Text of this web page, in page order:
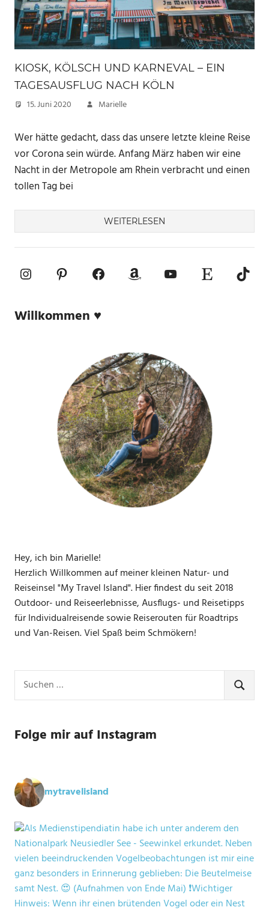
KIOSK, KÖLSCH UND KARNEVAL – EIN
TAGESAUSFLUG NACH KÖLN
15. Juni 2020 Marielle
Wer hätte gedacht, dass das unsere letzte kleine Reise
vor Corona sein würde. Anfang März haben wir eine
Nacht in der Metropole am Rhein verbracht und einen
tollen Tag bei
WEITERLESEN
InstagramPinterestFacebookAmazonYouTube
Etsy-Shop
Willkommen ♥
Hey, ich bin Marielle!
Herzlich Willkommen auf meiner kleinen Natur- und
Reiseinsel "My Travel Island". Hier findest du seit 2018
Outdoor- und Reiseerlebnisse, Ausflugs- und Reisetipps
für Individualreisende sowie Reiserouten für Roadtrips
und Van-Reisen. Viel Spaß beim Schmökern!
nach:
SUCHEN
Folge mir auf Instagram
mytravelisland